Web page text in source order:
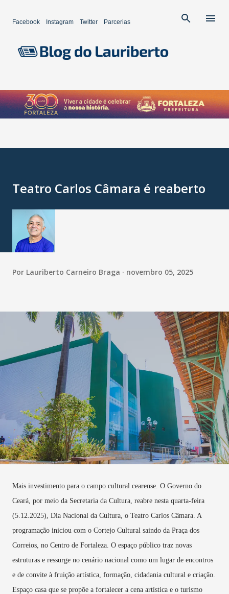
Facebook Instagram Twitter Parcerias
Teatro Carlos Câmara é reaberto
Por Lauriberto Carneiro Braga novembro 05, 2025
Mais investimento para o campo cultural cearense. O Governo do
Ceará, por meio da Secretaria da Cultura, reabre nesta quarta-feira
(5.12.2025), Dia Nacional da Cultura, o Teatro Carlos Câmara. A
programação iniciou com o Cortejo Cultural saindo da Praça dos
Correios, no Centro de Fortaleza. O espaço público traz novas
estruturas e ressurge no cenário nacional como um lugar de encontros
e de convite à fruição artística, formação, cidadania cultural e criação.
Espaço casa que se propõe a fortalecer a cena artística e o turismo